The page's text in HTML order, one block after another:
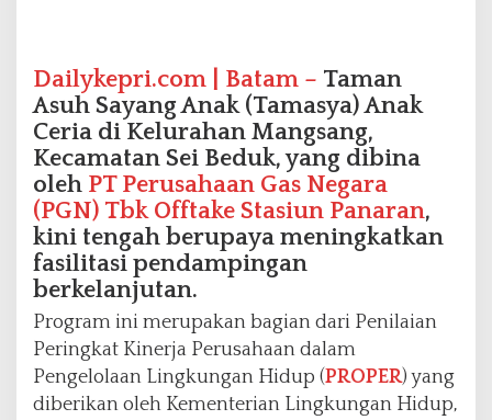
M
n
u
u
P
R
O
P
E
m
a
s
Dailykepri.com | Batam – Taman
Asuh Sayang Anak (Tamasya) Anak
Ceria di Kelurahan Mangsang,
Kecamatan Sei Beduk, yang dibina
oleh PT Perusahaan Gas Negara
(PGN) Tbk Offtake Stasiun Panaran,
kini tengah berupaya meningkatkan
fasilitasi pendampingan
berkelanjutan.
Program ini merupakan bagian dari Penilaian
Peringkat Kinerja Perusahaan dalam
Pengelolaan Lingkungan Hidup (PROPER) yang
diberikan oleh Kementerian Lingkungan Hidup,